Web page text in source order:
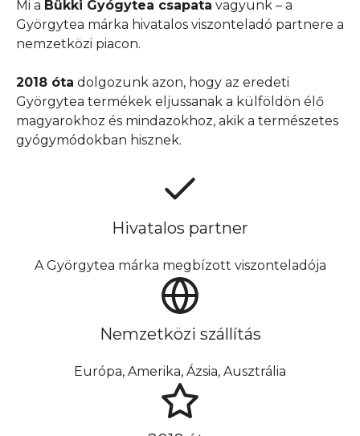
Mi a Bükki Gyógytea csapata vagyunk – a
Györgytea márka hivatalos viszonteladó partnere a
nemzetközi piacon.
2018 óta dolgozunk azon, hogy az eredeti
Györgytea termékek eljussanak a külföldön élő
magyarokhoz és mindazokhoz, akik a természetes
gyógymódokban hisznek.
Hivatalos partner
A Györgytea márka megbízott viszonteladója
Nemzetközi szállítás
Európa, Amerika, Ázsia, Ausztrália